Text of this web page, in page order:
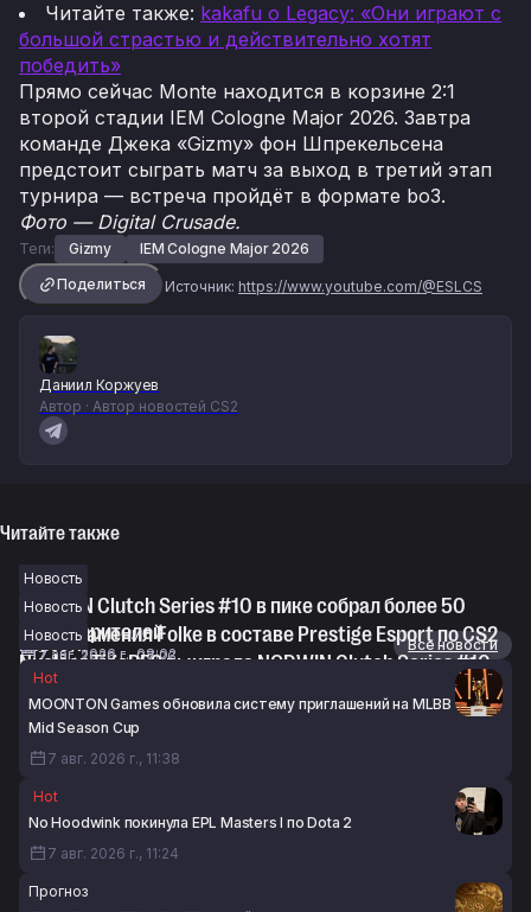
Читайте также: kakafu о Legacy: «Они играют с
большой страстью и действительно хотят
победить»
Прямо сейчас Monte находится в корзине 2:1
второй стадии IEM Cologne Major 2026. Завтра
команде Джека «Gizmy» фон Шпрекельсена
предстоит сыграть матч за выход в третий этап
турнира — встреча пройдёт в формате bo3.
Фото — Digital Crusade.
Теги: Gizmy
IEM Cologne Major 2026
Поделиться
Источник: https://www.youtube.com/@ESLCS
Даниил Коржуев
Автор · Автор новостей CS2
Читайте также
Новость
NODWIN Clutch Series #10 в пике собрал более 50
тысяч зрителей
7 авг. 2026 г., 08:02
Новость
oopee заменил Folke в составе Prestige Esport по CS2
7 авг. 2026 г., 07:26
Новость
Nuclear TigeRES выиграла NODWIN Clutch Series #10
7 авг. 2026 г., 06:30
Новости
Все новости
Hot
MOONTON Games обновила систему приглашений на MLBB
Mid Season Cup
7 авг. 2026 г., 11:38
Hot
No Hoodwink покинула EPL Masters I по Dota 2
7 авг. 2026 г., 11:24
Прогноз